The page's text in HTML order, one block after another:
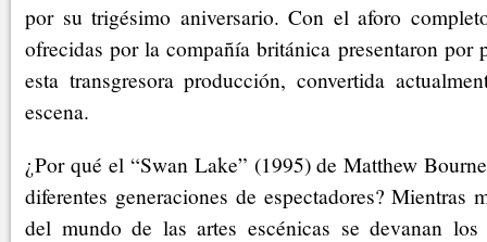
por su trigésimo aniversario. Con el aforo
ofrecidas por la compañía británica presentaron por
esta transgresora producción, convertida
escena.
¿Por qué el “Swan Lake” (1995) de Matthew
diferentes generaciones de espectadores? Mientras
del mundo de las artes escénicas se devanan